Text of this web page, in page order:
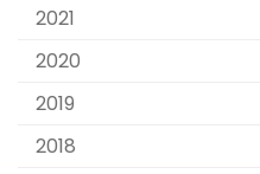
2021
2020
2019
2018